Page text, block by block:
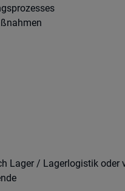
Lager / Lagerlogistik oder